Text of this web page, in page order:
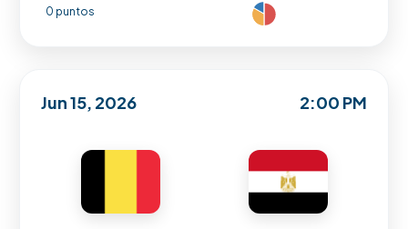
0 puntos
Jun 15, 2026 2:00 PM